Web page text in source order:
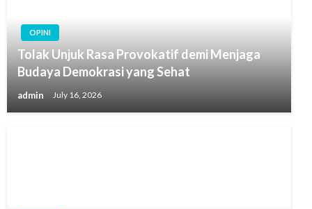
OPINI
Tolak Unjuk Rasa Provokatif demi Menjaga
Budaya Demokrasi yang Sehat
admin July 16, 2026